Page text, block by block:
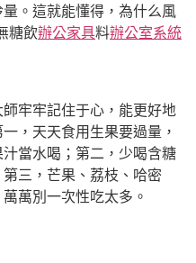
。這就能懂得，為什么風
糖飲辦公家具料辦公室系統
牢牢記住于心，能更好地
，天天食用生果要過量，
當水喝；第二，少喝含糖
三，芒果、荔枝、哈密
萬別一次性吃太多。